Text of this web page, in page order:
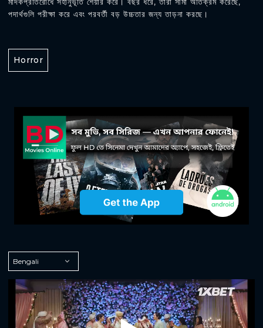
পদার্থগুলি পরীক্ষা করে এবং পরবর্তী বড় উচ্চতার জন্য তাড়না করছে।
Horror